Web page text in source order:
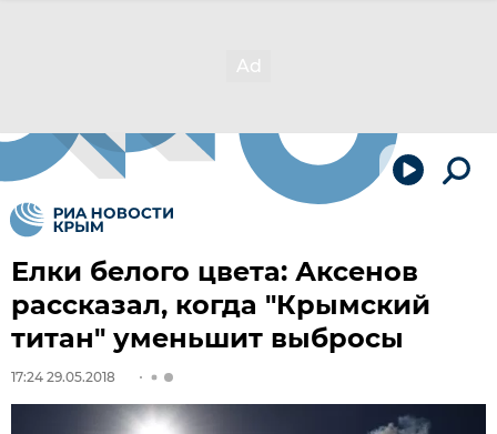
Елки белого цвета: Аксенов
рассказал, когда "Крымский
титан" уменьшит выбросы
17:24 29.05.2018